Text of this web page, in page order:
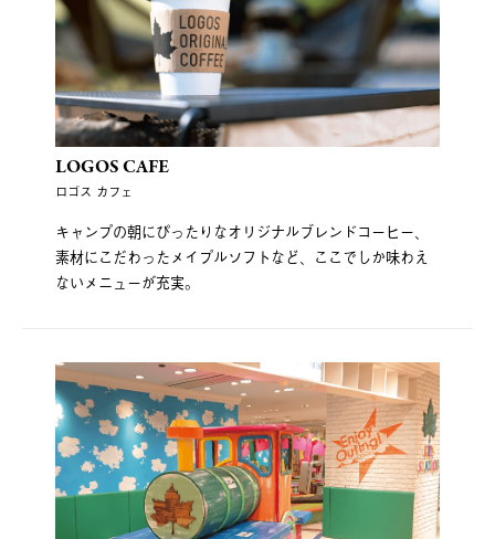
LOGOS CAFE
ロゴス カフェ
キャンプの朝にぴったりなオリジナルブレンドコーヒー、
素材にこだわったメイプルソフトなど、ここでしか味わえ
ないメニューが充実。